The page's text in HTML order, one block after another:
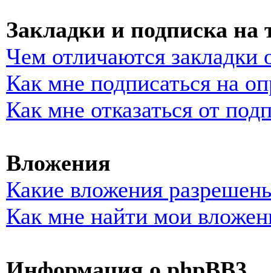
Закладки и подписка на
Чем отличаются закладки
Как мне подписаться на
Как мне отказаться от
Вложения
Какие вложения
Как мне найти мои